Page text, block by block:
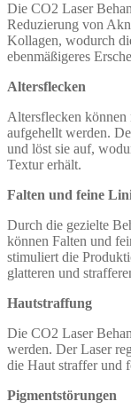
Die CO2 Laser
Reduzierung von
Kollagen, wodurch
ebenmäßigeres
Altersflecken
Altersflecken
aufgehellt werden.
und löst sie auf,
Textur erhält.
Falten und feine
Durch die gezielte
können Falten und
stimuliert die
glatteren und
Hautstraffung
Die CO2 Laser
werden. Der Laser
die Haut straffer und
Pigmentstörungen